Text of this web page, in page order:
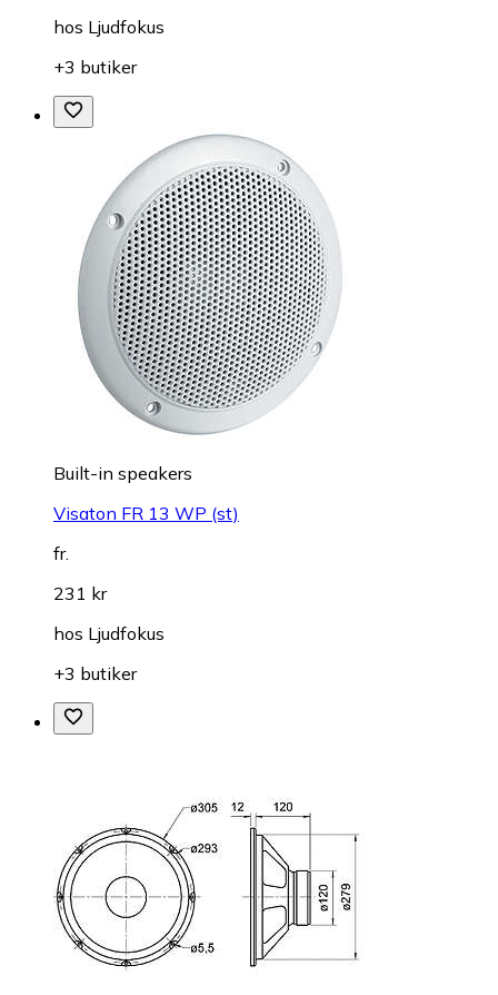
hos Ljudfokus
+3 butiker
Built-in speakers
Visaton FR 13 WP (st)
fr.
231 kr
hos Ljudfokus
+3 butiker